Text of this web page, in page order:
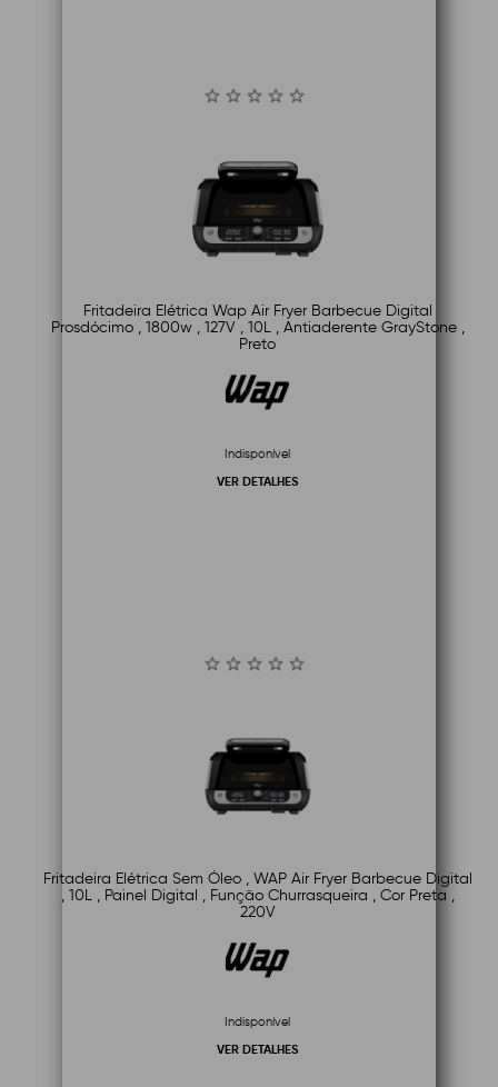
Fritadeira Elétrica Wap Air Fryer Barbecue Digital
Prosdócimo , 1800w , 127V , 10L , Antiaderente GrayStone ,
Preto
Indisponível
VER DETALHES
Fritadeira Elétrica Sem Óleo , WAP Air Fryer Barbecue Digital
, 10L , Painel Digital , Função Churrasqueira , Cor Preta ,
220V
Indisponível
VER DETALHES